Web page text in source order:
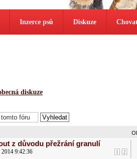
Inzerce psů Diskuze
diskuze
z důvodu přežrání granulí
1 2
2014 9:42:36